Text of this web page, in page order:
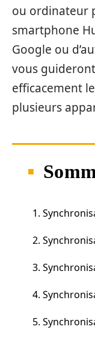
ou ordinateur
smartphone
Google ou
vous
efficacement
plusieurs
1.
2.
3.
4.
5.